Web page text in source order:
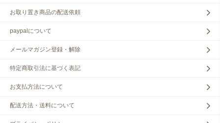
お取り置き商品の配送依頼
paypalについて
メールマガジン登録・解除
特定商取引法に基づく表記
お支払方法について
配送方法・送料について